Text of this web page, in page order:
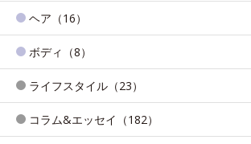
ヘア（16）
ボディ（8）
ライフスタイル（23）
コラム&エッセイ（182）